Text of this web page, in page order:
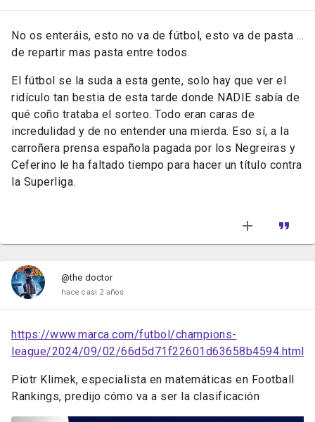
No os enteráis, esto no va de fútbol, esto va de pasta ...
de repartir mas pasta entre todos.
El fútbol se la suda a esta gente, solo hay que ver el
ridículo tan bestia de esta tarde donde NADIE sabía de
qué coño trataba el sorteo. Todo eran caras de
incredulidad y de no entender una mierda. Eso sí, a la
carroñera prensa española pagada por los Negreiras y
Ceferino le ha faltado tiempo para hacer un título contra
la Superliga.
@the doctor
hace casi 2 años
https://www.marca.com/futbol/champions-
league/2024/09/02/66d5d71f22601d63658b4594.html
Piotr Klimek, especialista en matemáticas en Football
Rankings, predijo cómo va a ser la clasificación